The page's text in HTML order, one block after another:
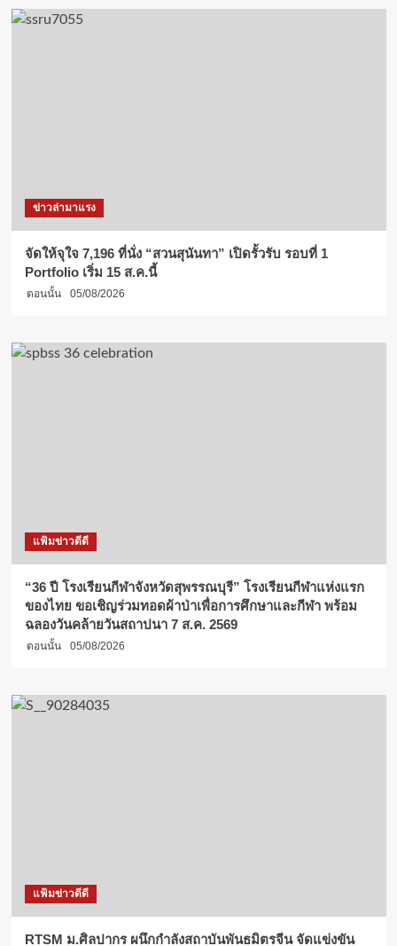
ข่าวล่ามาแรง
จัดให้จุใจ 7,196 ที่นั่ง “สวนสุนันทา” เปิดรั้วรับ รอบที่ 1
Portfolio เริ่ม 15 ส.ค.นี้
ตอนนั้น 05/08/2026
แฟ้มข่าวดีดี
“36 ปี โรงเรียนกีฬาจังหวัดสุพรรณบุรี” โรงเรียนกีฬาแห่งแรก
ของไทย ขอเชิญร่วมทอดผ้าป่าเพื่อการศึกษาและกีฬา พร้อม
ฉลองวันคล้ายวันสถาปนา 7 ส.ค. 2569
ตอนนั้น 05/08/2026
แฟ้มข่าวดีดี
RTSM ม.ศิลปากร ผนึกกำลังสถาบันพันธมิตรจีน จัดแข่งขัน